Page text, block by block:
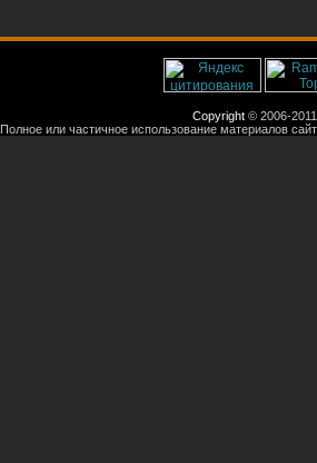
Copyright © 2006-
Полное или частичное использование материалов